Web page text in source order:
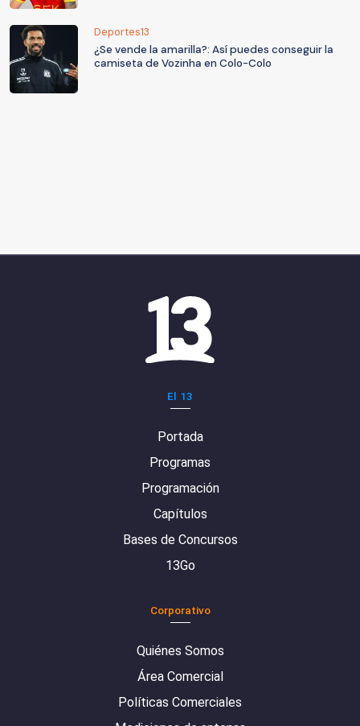
Deportes13
¿Se vende la amarilla?: Así puedes conseguir la
camiseta de Vozinha en Colo-Colo
El 13
Portada
Programas
Programación
Capítulos
Bases de Concursos
13Go
Corporativo
Quiénes Somos
Área Comercial
Políticas Comerciales